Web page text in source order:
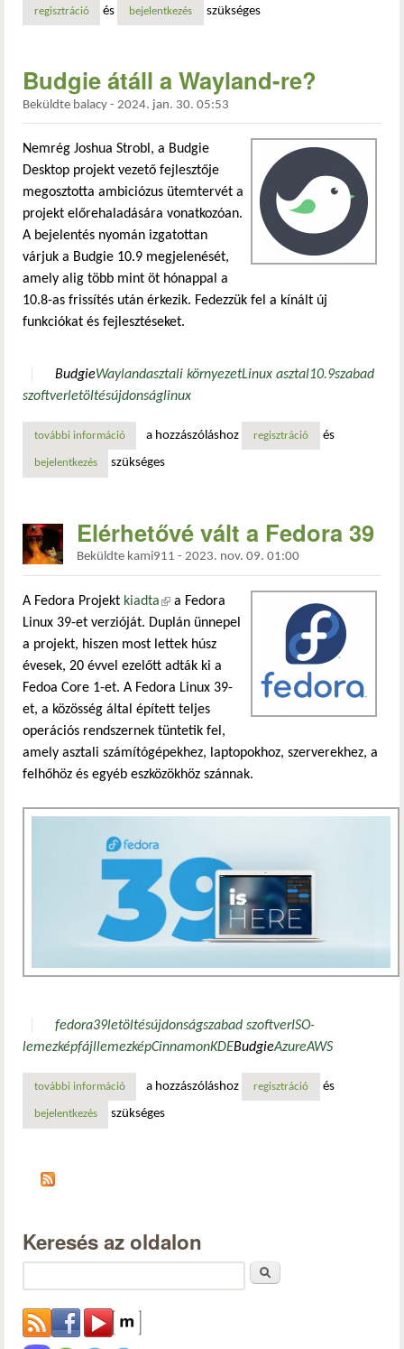
regisztráció és bejelentkezés szükséges
Budgie átáll a Wayland-re?
Beküldte balacy - 2024. jan. 30. 05:53
Nemrég Joshua Strobl, a Budgie
Desktop projekt vezető fejlesztője
megosztotta ambiciózus ütemtervét a
projekt előrehaladására vonatkozóan.
A bejelentés nyomán izgatottan
várjuk a Budgie 10.9 megjelenését,
amely alig több mint öt hónappal a
10.8-as frissítés után érkezik. Fedezzük fel a kínált új
funkciókat és fejlesztéseket.
BudgieWaylandasztali környezetLinux asztal10.9szabad
szoftverletöltésújdonságlinux
további információbudgie átáll a wayland-re? tartalommal kapcsolatosan
a hozzászóláshoz regisztráció és
bejelentkezés szükséges
Elérhetővé vált a Fedora 39
Beküldte kami911 - 2023. nov. 09. 01:00
A Fedora Projekt kiadta(külső hivatkozás)
a Fedora
Linux 39-et verzióját. Duplán ünnepel
a projekt, hiszen most lettek húsz
évesek, 20 évvel ezelőtt adták ki a
Fedoa Core 1-et. A Fedora Linux 39-
et, a közösség által épített teljes
operációs rendszernek tüntetik fel,
amely asztali számítógépekhez, laptopokhoz, szerverekhez, a
felhőhöz és egyéb eszközökhöz szánnak.
fedora39letöltésújdonságszabad szoftverISO-
lemezképfájllemezképCinnamonKDEBudgieAzureAWS
további információelérhetővé vált a fedora 39 tartalommal kapcsolatosan
a hozzászóláshoz regisztráció és
bejelentkezés szükséges
Keresés az oldalon